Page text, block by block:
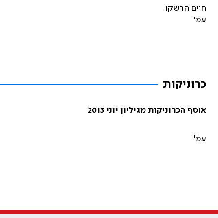
חיים הרשקו
עמ'
כרוניקות
אוסף הכרוניקות מגיליון יוני 2013
עמ'